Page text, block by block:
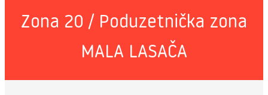
Zona 20 / Poduzetnička zona
MALA LASAČA